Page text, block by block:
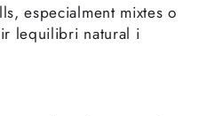
especialment mixtes o
lequilibri natural i